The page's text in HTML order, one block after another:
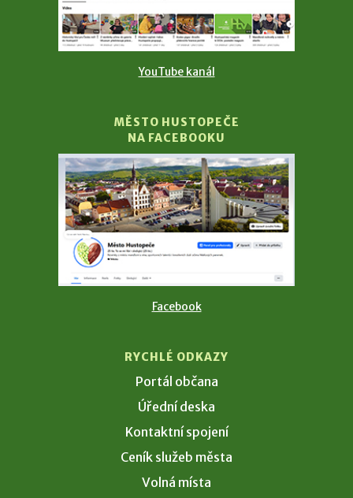
YouTube kanál
MĚSTO HUSTOPEČE
NA FACEBOOKU
Facebook
RYCHLÉ ODKAZY
Portál občana
Úřední deska
Kontaktní spojení
Ceník služeb města
Volná místa